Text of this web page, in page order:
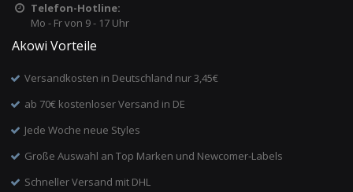
Telefon-Hotline:
Mo - Fr von 9 - 17 Uhr
Akowi Vorteile
Versandkosten in Deutschland nur 3,45€
ab 70€ kostenloser Versand in DE
Jede Woche neue Styles
Große Auswahl an Top Marken und Newcomer-Labels
Schneller Versand mit DHL